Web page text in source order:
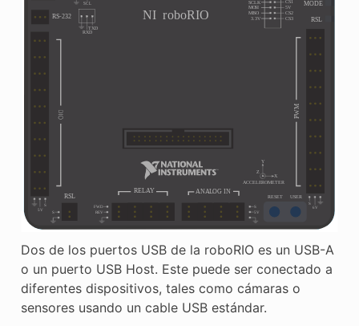
Dos de los puertos USB de la roboRIO es un USB-A
o un puerto USB Host. Este puede ser conectado a
diferentes dispositivos, tales como cámaras o
sensores usando un cable USB estándar.